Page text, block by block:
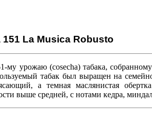
La Musica Robusto
му урожаю (cosecha) табака,
табак был выращен на
а темная маслянистая
выше средней, с нотами кедра,